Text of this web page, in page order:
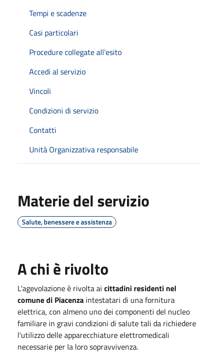
Tempi e scadenze
Casi particolari
Procedure collegate all'esito
Accedi al servizio
Vincoli
Condizioni di servizio
Contatti
Unità Organizzativa responsabile
Materie del servizio
Salute, benessere e assistenza
A chi è rivolto
L'agevolazione è rivolta ai cittadini residenti nel
comune di Piacenza intestatari di una fornitura
elettrica, con almeno uno dei componenti del nucleo
familiare in gravi condizioni di salute tali da richiedere
l'utilizzo delle apparecchiature elettromedicali
necessarie per la loro sopravvivenza.